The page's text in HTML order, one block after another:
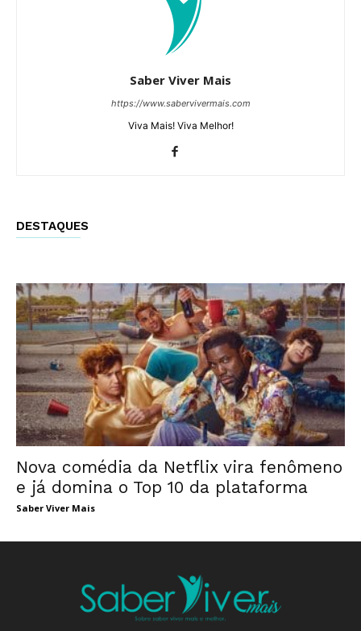
Saber Viver Mais
https://www.sabervivermais.com
Viva Mais! Viva Melhor!
DESTAQUES
Nova comédia da Netflix vira fenômeno
e já domina o Top 10 da plataforma
Saber Viver Mais